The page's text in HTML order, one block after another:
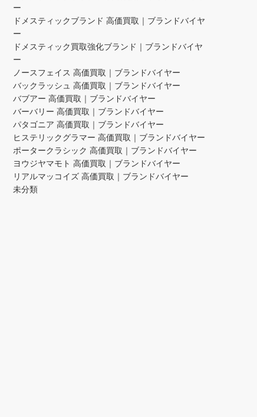
ー
ドメスティックブランド 高価買取｜ブランドバイヤ
ー
ドメスティック買取強化ブランド｜ブランドバイヤ
ー
ノースフェイス 高価買取｜ブランドバイヤー
バックラッシュ 高価買取｜ブランドバイヤー
バブアー 高価買取｜ブランドバイヤー
バーバリー 高価買取｜ブランドバイヤー
パタゴニア 高価買取｜ブランドバイヤー
ヒステリックグラマー 高価買取｜ブランドバイヤー
ポータークラシック 高価買取｜ブランドバイヤー
ヨウジヤマモト 高価買取｜ブランドバイヤー
リアルマッコイズ 高価買取｜ブランドバイヤー
未分類